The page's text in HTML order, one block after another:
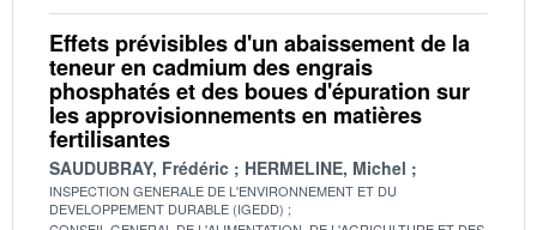
Effets prévisibles d'un abaissement de la
teneur en cadmium des engrais
phosphatés et des boues d'épuration sur
les approvisionnements en matières
fertilisantes
SAUDUBRAY, Frédéric HERMELINE, Michel
INSPECTION GENERALE DE L'ENVIRONNEMENT ET DU
DEVELOPPEMENT DURABLE (IGEDD)